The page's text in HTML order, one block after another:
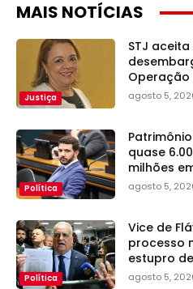
MAIS NOTÍCIAS
Justiça
STJ
Operação
agosto 5,
Política
quase
milhões
agosto 5,
Política
Vice de
processo
estupro
agosto 5,